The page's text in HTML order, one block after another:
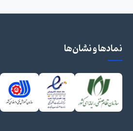
نمادها و نشان‌ها